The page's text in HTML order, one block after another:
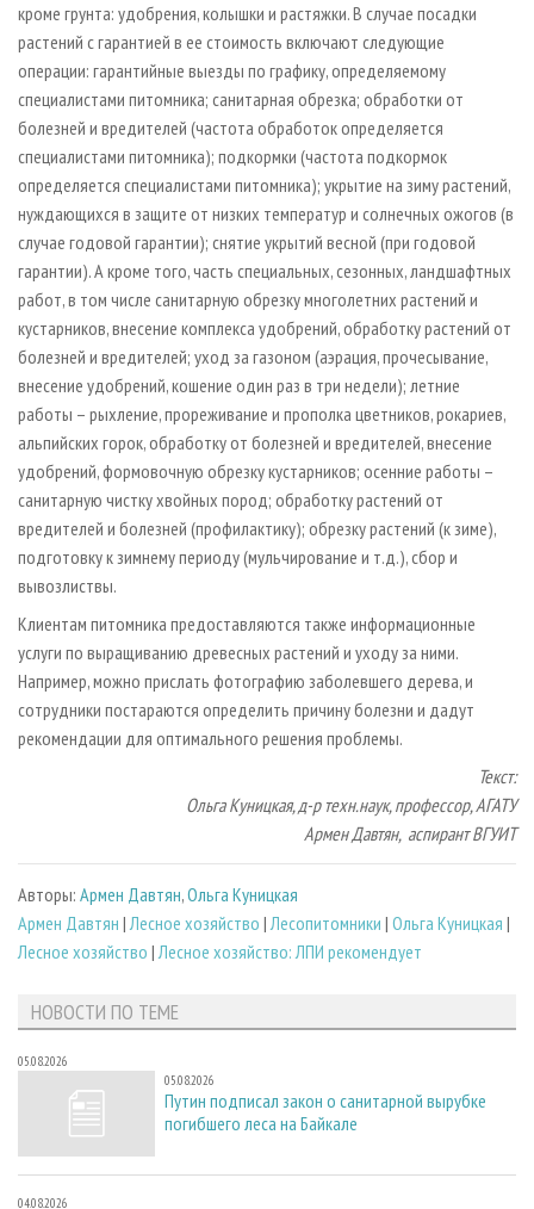
кроме грунта: удобрения, колышки и растяжки. В случае посадки
растений с гарантией в ее стоимость включают следующие
операции: гарантийные выезды по графику, определяемому
специалистами питомника; санитарная обрезка; обработки от
болезней и вредителей (частота обработок определяется
специалистами питомника); подкормки (частота подкормок
определяется специалистами питомника); укрытие на зиму растений,
нуждающихся в защите от низких температур и солнечных ожогов (в
случае годовой гарантии); снятие укрытий весной (при годовой
гарантии). А кроме того, часть специальных, сезонных, ландшафтных
работ, в том числе санитарную обрезку многолетних растений и
кустарников, внесение комплекса удобрений, обработку растений от
болезней и вредителей; уход за газоном (аэрация, прочесывание,
внесение удобрений, кошение один раз в три недели); летние
работы – рыхление, прореживание и прополка цветников, рокариев,
альпийских горок, обработку от болезней и вредителей, внесение
удобрений, формовочную обрезку кустарников; осенние работы –
санитарную чистку хвойных пород; обработку растений от
вредителей и болезней (профилактику); обрезку растений (к зиме),
подготовку к зимнему периоду (мульчирование и т.д.), сбор и
вывозлиствы.
Клиентам питомника предоставляются также информационные
услуги по выращиванию древесных растений и уходу за ними.
Например, можно прислать фотографию заболевшего дерева, и
сотрудники постараются определить причину болезни и дадут
рекомендации для оптимального решения проблемы.
Текст:
Ольга Куницкая, д-р техн.наук, профессор, АГАТУ
Армен Давтян, аспирант ВГУИТ
Авторы: Армен Давтян,Ольга Куницкая
Армен Давтян |Лесное хозяйство |Лесопитомники | Ольга Куницкая |
Лесное хозяйство |Лесное хозяйство: ЛПИ рекомендует
НОВОСТИ ПО ТЕМЕ
05.08.2026
05.08.2026
Путин подписал закон о санитарной вырубке
погибшего леса на Байкале
04.08.2026